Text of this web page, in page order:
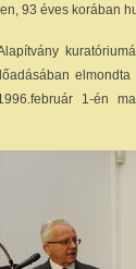
93 éves korában
elmondta
1-én